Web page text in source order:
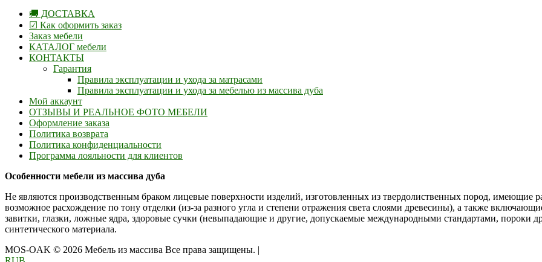
🚚 ДОСТАВКА
☑ Как оформить заказ
Заказ мебели
КАТАЛОГ мебели
КОНТАКТЫ
Гарантия
Правила эксплуатации и ухода за матрасами
Правила эксплуатации и ухода за мебелью из массива дуба
Мой аккаунт
ОТЗЫВЫ И РЕАЛЬНОЕ ФОТО МЕБЕЛИ
Оформление заказа
Политика возврата
Политика конфиденциальности
Программа лояльности для клиентов
Особенности мебели из массива дуба
Не являются производственным браком лицевые поверхности изделий, изготовленных из твердолиственных пород, имеющие
возможное расхождение по тону отделки (из-за разного угла и степени отражения света слоями древесины), а также
завитки, глазки, ложные ядра, здоровые сучки (невыпадающие и другие, допускаемые международными стандартами, пороки
синтетического материала.
MOS-OAK © 2026 Мебель из массива Все права защищены. |